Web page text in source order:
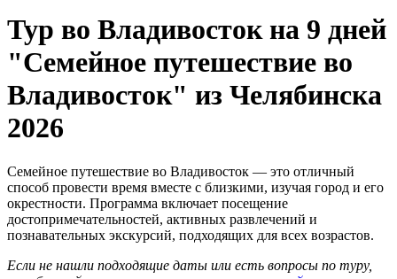
Тур во Владивосток на 9 дней
"Семейное путешествие во
Владивосток" из Челябинска
2026
Семейное путешествие во Владивосток — это отличный
способ провести время вместе с близкими, изучая город и его
окрестности. Программа включает посещение
достопримечательностей, активных развлечений и
познавательных экскурсий, подходящих для всех возрастов.
Если не нашли подходящие даты или есть вопросы по туру,